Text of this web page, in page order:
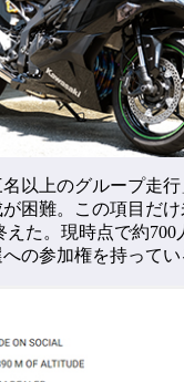
以上のグループ走
困難。この項目だ
えた。現時点で約700
の参加権を持ってい